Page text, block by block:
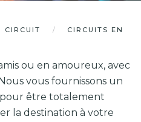
CIRCUIT
CIRCUITS EN
ou en amoureux, avec
vous fournissons un
être totalement
la destination à votre